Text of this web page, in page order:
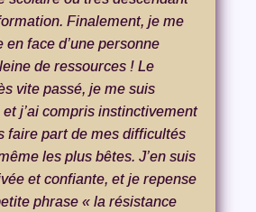
Finalement, je me
en face d’une personne
de ressources ! Le
vite passé, je me suis
et j’ai compris instinctivement
faire part de mes difficultés
les plus bêtes. J’en suis
et confiante, et je repense
phrase « la résistance